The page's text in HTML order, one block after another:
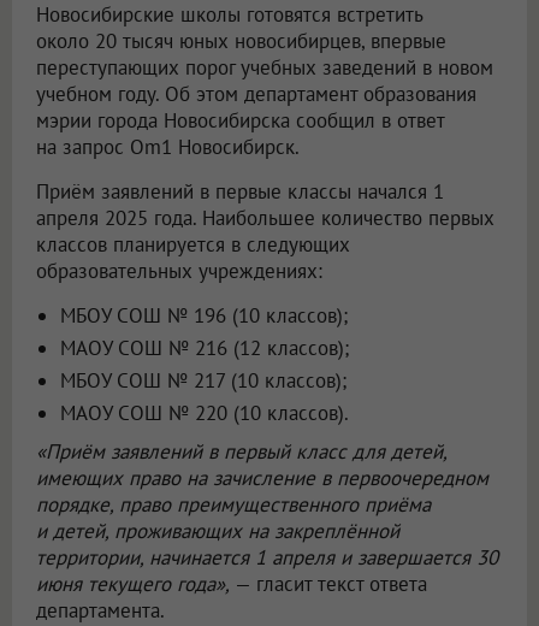
Новосибирские школы готовятся встретить
около 20 тысяч юных новосибирцев, впервые
переступающих порог учебных заведений в новом
учебном году. Об этом департамент образования
мэрии города Новосибирска сообщил в ответ
на запрос Om1 Новосибирск.
Приём заявлений в первые классы начался 1
апреля 2025 года. Наибольшее количество первых
классов планируется в следующих
образовательных учреждениях:
МБОУ СОШ № 196 (10 классов);
МАОУ СОШ № 216 (12 классов);
МБОУ СОШ № 217 (10 классов);
МАОУ СОШ № 220 (10 классов).
«Приём заявлений в первый класс для детей,
имеющих право на зачисление в первоочередном
порядке, право преимущественного приёма
и детей, проживающих на закреплённой
территории, начинается 1 апреля и завершается 30
июня текущего года», — гласит текст ответа
департамента.